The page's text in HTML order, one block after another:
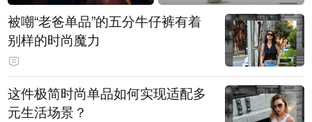
被嘲“老爸单品”的五分牛仔裤有着
别样的时尚魔力
这件极简时尚单品如何实现适配多
元生活场景？